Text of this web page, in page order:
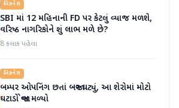
બિઝનેસ
SBI માં 12 મહિનાની FD પર કેટલું વ્યાજ મળશે,
વરિષ્ઠ નાગરિકોને શું લાભ મળે છે?
8 કલાક પહેલા
બિઝનેસ
બમ્પર ઓપનિંગ છતાં બજાર ઘટ્યું, આ શેરોમાં મોટો
ઘટાડો જોવા મળ્યો